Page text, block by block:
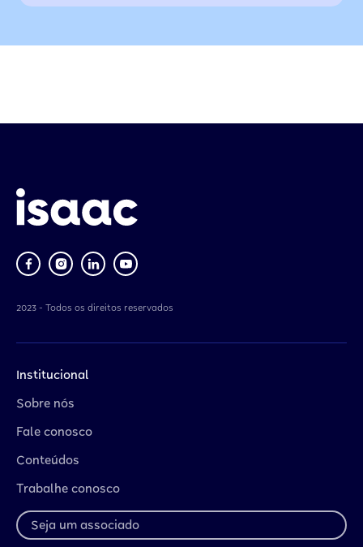
2023 - Todos os direitos reservados
Institucional
Sobre nós
Fale conosco
Conteúdos
Trabalhe conosco
Seja um associado